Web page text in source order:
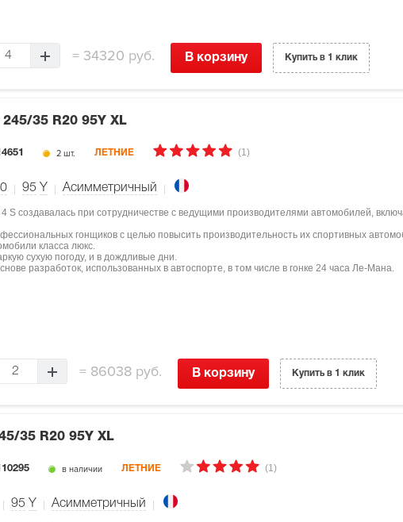
4 =34320 руб. В корзину Купить в 1 клик
245/35 R20 95Y XL
2 шт. ЛЕТНИЕ (1)
95 Y Асимметричный
S создавалась при сотрудничестве с ведущими производителями автомобилей,
гонщиков с целью повысить производительность их спортивных
класса люкс.
сухую погоду, и в дождливые дни.
разработок, использованных в автоспорте, в том числе в гонке 24 часа Ле-Мана.
2 =86038 руб. В корзину Купить в 1 клик
35 R20 95Y XL
в наличии ЛЕТНИЕ (1)
95 Y Асимметричный